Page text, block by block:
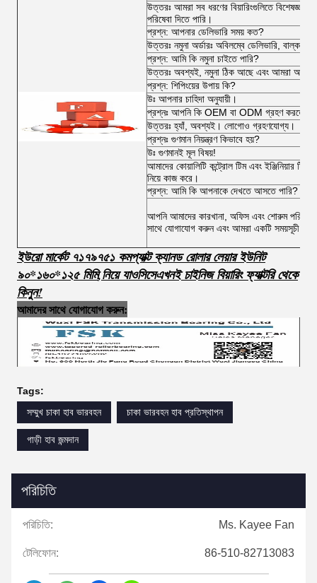
উত্তরঃ আমরা সব ধরণের বিয়ারিংগুলিতে বিশেষজ্ঞ
পরিষেবা দিতে পারি।
প্রশ্ন: আপনার ডেলিভারি সময় কত?
উত্তরঃ নমুনা অর্ডারঃ অবিলম্বে ডেলিভারি, বাল্ক
প্রশ্ন: আমি কি নমুনা চাইতে পারি?
উত্তরঃ অবশ্যই, নমুনা ঠিক আছে এবং আমরা আপনাকে
প্রশ্ন: শিপিংয়ের উপায় কি?
উঃ আপনার চাহিদা অনুযায়ী।
প্রশ্নঃ আপনি কি OEM বা ODM গ্রহণ করতে
উত্তরঃ হ্যাঁ, অবশ্যই। লোগোও গ্রহণযোগ্য।
প্রশ্নঃ গুণমান নিয়ন্ত্রণ কিভাবে হয়?
উঃ গুণমানই মূল বিষয়!
আমাদের কোয়ালিটি কন্ট্রোল টিম এবং ইঞ্জিনিয়ার টিম
নিয়ে কাজ করে।
প্রশ্ন: আমি কি আপনাকে দেখতে আসতে পারি?
আপনি আমাদের কারখানা, অফিস এবং শোরুম
সাথে যোগাযোগ করুন এবং আমরা একটি সময়সূচী
ইউরো মার্কেট ৭১৭৯৭৫১ কমপ্যাক্ট ক্যানড রোলার লেয়ার ইউনিট
৯০*১৬০*১২৫ মিমি,নিয়ে যাওসিসেএখনই চাইনিজ বিয়ারিং ফ্যাক্টরি থেকে
কিনুন!
আমাদের সাথে যোগাযোগ করুন:
Tags:
সম্মুখ চাকা হাব ভারবহন
চাকা ভারবহন হাব প্রতিস্থাপন
গাড়ী হাব জন্মদান
পরিচিতি
পরিচিতি: Ms. Kayee Fan
টেলিফোন: 86-510-82713083